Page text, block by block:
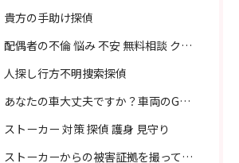
貴方の手助け探偵
配偶者の不倫 悩み 不安 無料相談 クリスタル探偵事務所
人探し行方不明捜索探偵
あなたの車大丈夫ですか？車両のGPS捜索なら滋賀クリスタル探偵事務所
ストーカー 対策 探偵 護身 見守り
ストーカーからの被害証拠を撮って貴女を護ります